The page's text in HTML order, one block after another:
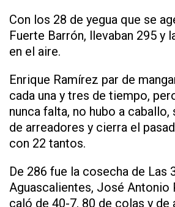
Con los 28 de yegua que se
Fuerte Barrón, llevaban 295 y
en el aire.
Enrique Ramírez par de
cada una y tres de tiempo,
nunca falta, no hubo a
de arreadores y cierra el
con 22 tantos.
De 286 fue la cosecha de Las
Aguascalientes, José Antonio
caló de 40-7, 80 de colas y de